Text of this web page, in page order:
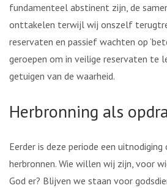
fundamenteel abstinent zijn, de
onttakelen terwijl wij onszelf
reservaten en passief wachten op
geroepen om in veilige reservaten te
getuigen van de waarheid.
Herbronning als
Eerder is deze periode een
herbronnen. Wie willen wij zijn, voor
God er? Blijven we staan voor